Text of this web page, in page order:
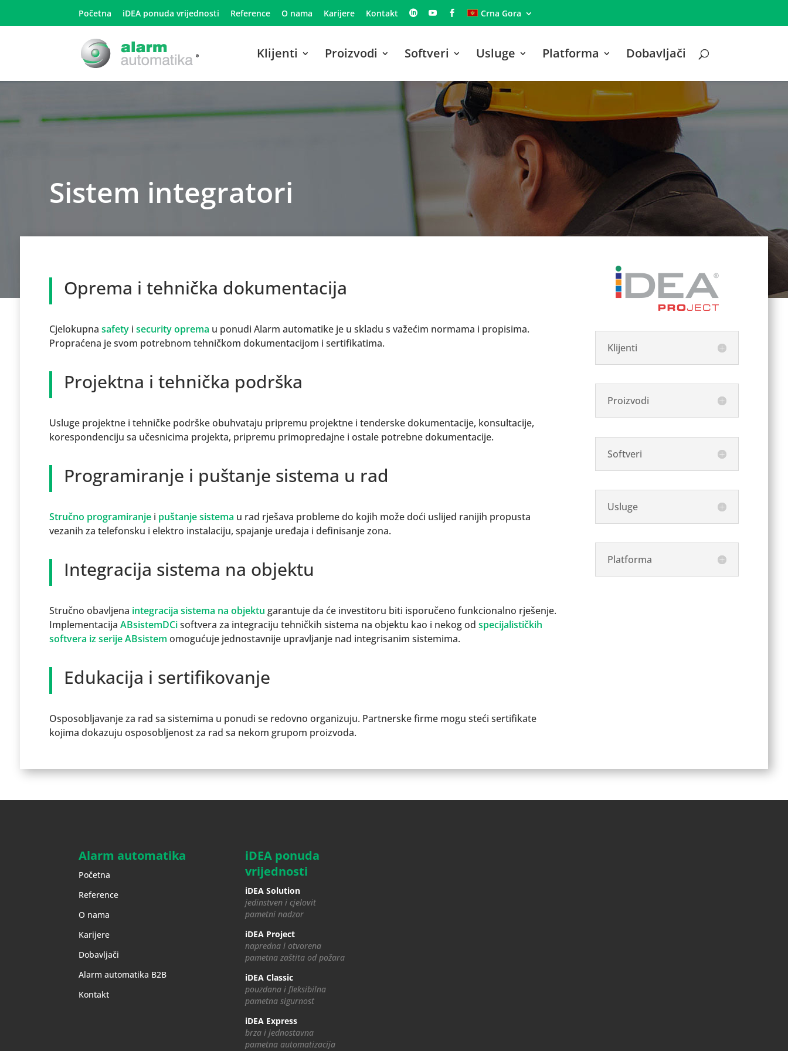
Početna iDEA ponuda vrijednosti Reference O nama Karijere Kontakt Crna Gora
Klijenti Proizvodi Softveri Usluge Platforma Dobavljači
Sistem integratori
Oprema i tehnička dokumentacija
Cjelokupna safetyi security oprema u ponudi Alarm automatike je u skladu s važećim normama i propisima.
Propraćena je svom potrebnom tehničkom dokumentacijom i sertifikatima.
Projektna i tehnička podrška
Usluge projektne i tehničke podrške obuhvataju pripremu projektne i tenderske dokumentacije, konsultacije,
korespondenciju sa učesnicima projekta, pripremu primopredajne i ostale potrebne dokumentacije.
Programiranje i puštanje sistema u rad
Stručno programiranjei puštanje sistema u rad rješava probleme do kojih može doći uslijed ranijih propusta
vezanih za telefonsku i elektro instalaciju, spajanje uređaja i definisanje zona.
Integracija sistema na objektu
Stručno obavljena integracija sistema na objektu garantuje da će investitoru biti isporučeno funkcionalno rješenje.
Implementacija ABsistemDCisoftvera za integraciju tehničkih sistema na objektu kao i nekog od specijalističkih
softvera iz serije ABsistem omogućuje jednostavnije upravljanje nad integrisanim sistemima.
Edukacija i sertifikovanje
Osposobljavanje za rad sa sistemima u ponudi se redovno organizuju. Partnerske firme mogu steći sertifikate
kojima dokazuju osposobljenost za rad sa nekom grupom proizvoda.
Klijenti
Proizvodi
Softveri
Usluge
Platforma
Alarm automatika
Početna
Reference
O nama
Karijere
Dobavljači
Alarm automatika B2B
Kontakt
iDEA ponuda
vrijednosti
iDEA Solution
jedinstven i cjelovit
pametni nadzor
iDEA Project
napredna i otvorena
pametna zaštita od požara
iDEA Classic
pouzdana i fleksibilna
pametna sigurnost
iDEA Express
brza i jednostavna
pametna automatizacija